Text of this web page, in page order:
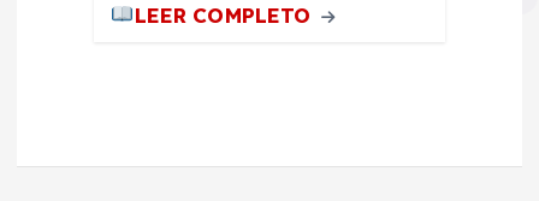
LEER COMPLETO